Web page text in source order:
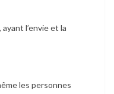
l’envie et la
les personnes